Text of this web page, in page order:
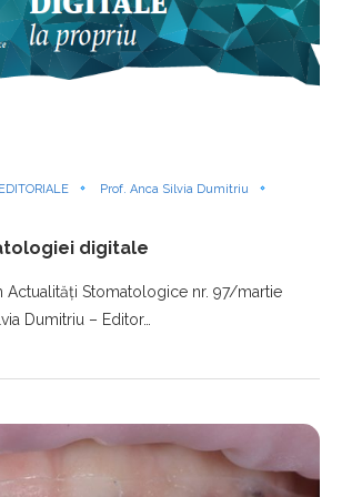
EDITORIALE
Prof. Anca Silvia Dumitriu
digitale
Actualități Stomatologice nr. 97/martie
Dumitriu – Editor…